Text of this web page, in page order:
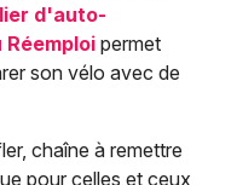
d'auto-
permet
son vélo avec de
chaîne à remettre
pour celles et ceux